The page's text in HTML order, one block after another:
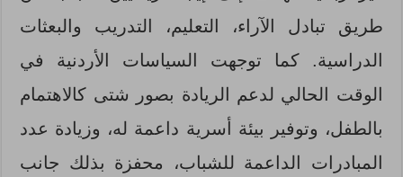
طريق تبادل الآراء، التعليم، التدريب والبعثات
الدراسية. كما توجهت السياسات الأردنية في
الوقت الحالي لدعم الريادة بصور شتى كالاهتمام
بالطفل، وتوفير بيئة أسرية داعمة له، وزيادة عدد
المبادرات الداعمة للشباب، محفزة بذلك جانب